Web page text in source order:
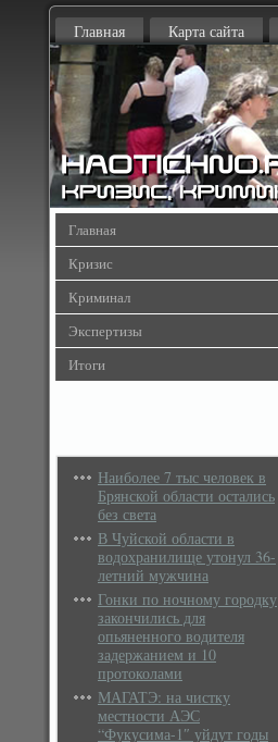
Главная Карта сайта
Главная
Кризис
Криминал
Экспертизы
Итоги
Наиболее 7 тыс человек в
Брянской области остались
без света
В Чуйской области в
водохранилище утонул 36-
летний мужчина
Гонки по ночному городку
закончились для
опьяненного водителя
задержанием и 10
протоколами
МАГАТЭ: на чистку
местности АЭС
“Фукусима-1″ уйдут годы